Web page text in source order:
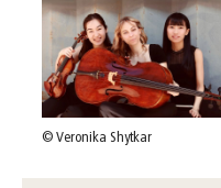
© Veronika Shytkar